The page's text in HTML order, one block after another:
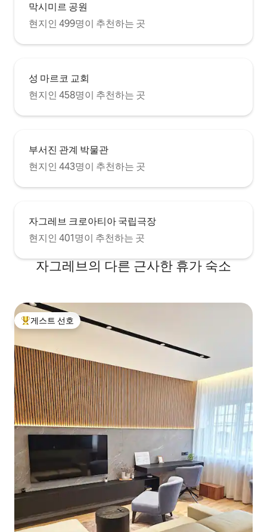
관리되고 있습니다. 무제한 와이파이 인터
넷을 무료로 제공합니다. 아파트에는 스포
츠 채널, 뉴스 채널, 어린이 채널 등 80개 이
상의 해외 채널이 있는 LCD TV가 있습니다.
는 에어컨이 설치되어 있어 시원합니다. 주
방에는 냉장고, 냉동고, 스토브, 오븐, 전자
레인지, 전기 주전자, 토스터기, 조리 및 서
습니다. 세탁기, 다리미판, 다리미도 마련되
의 표준 제공 사항이며, 모두 전문적으로 청
소됩니다. 모든 게스트가 더 편안하게 느낄
수 있도록 일회용 슬리퍼가 한 쌍 있습니다.
시설이 완비된 주방, 케이블 - 해외 채널이
을 위한 통찰력 있는 팁이 포함된 맞춤 가이
드북을 포함한 모든 편의시설을 갖춘 아파
트 전체를 독점적으로 이용하실 수 있습니
다. 요청 시 공항 셔틀, 여행용 간이침대, 유
아용 식탁 의자 등을 제공합니다. 게스트가
도움이 필요하거나 정보가 필요하시면 연
를 제공해 드리겠습니다. 편안하고 즐거운
숙박을 위해 최선을 다하겠습니다. 많은 사
람들처럼 자그레브의 매력에 빠지시길 바
랍니다! 이 아파트는 자그레브 중심가에 있
습니다. 길 건너편에 모든 역사 유적지와 박
물관, 바와 레스토랑, 놀라운 공원, 상점, 슈
퍼마켓까지 쉽게 걸어서 갈 수 있습니다. 도
보로 몇 분 거리에 유명한 노천시장과 아트
영화관이 있습니다. 근처에 아침 달리기나
저녁 산책을 즐길 수 있는 아름다운 공원이
있습니다. 숙박 기간 동안 차가 필요하지 않
으므로 근처 차고에 주차하세요. 또한, 중앙
기차역 또는 중앙 버스 정류장과 직접 연결
되는 트램 정류장이 몇 걸음 거리에 있습니
다. 대부분의 주요 도시 관광지와 명소가 바
로 이곳에 있습니다. 모든 것이 도보 거리 내
에 있어 차가 필요하지 않습니다. 많은 지역
이 보행자 구역입니다. 중앙역과 버스 터미
널은 트램 정류장에서 몇 정거장 거리에 있
습니다. 트램 정류장은 단 1분 거리에 있습
막시미르 공원
현지인 499명이 추천하는 곳
성 마르코 교회
현지인 458명이 추천하는 곳
부서진 관계 박물관
현지인 443명이 추천하는 곳
자그레브 크로아티아 국립극장
현지인 401명이 추천하는 곳
자그레브의 다른 근사한 휴가 숙소
상위 게스트 선호
게스트 선호